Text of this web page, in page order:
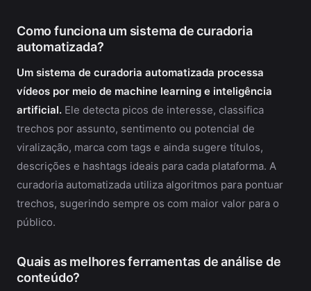
Como funciona um sistema de curadoria
automatizada?
Um sistema de curadoria automatizada processa
vídeos por meio de machine learning e inteligência
artificial. Ele detecta picos de interesse, classifica
trechos por assunto, sentimento ou potencial de
viralização, marca com tags e ainda sugere títulos,
descrições e hashtags ideais para cada plataforma. A
curadoria automatizada utiliza algoritmos para pontuar
trechos, sugerindo sempre os com maior valor para o
público.
Quais as melhores ferramentas de análise de
conteúdo?